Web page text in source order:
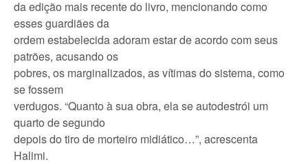
da edição mais recente do livro, mencionando como
esses guardiães da
ordem estabelecida adoram estar de acordo com seus
patrões, acusando os
pobres, os marginalizados, as vítimas do sistema, como
se fossem
verdugos. “Quanto à sua obra, ela se autodestrói um
quarto de segundo
depois do tiro de morteiro midiático…”, acrescenta
Halimi.